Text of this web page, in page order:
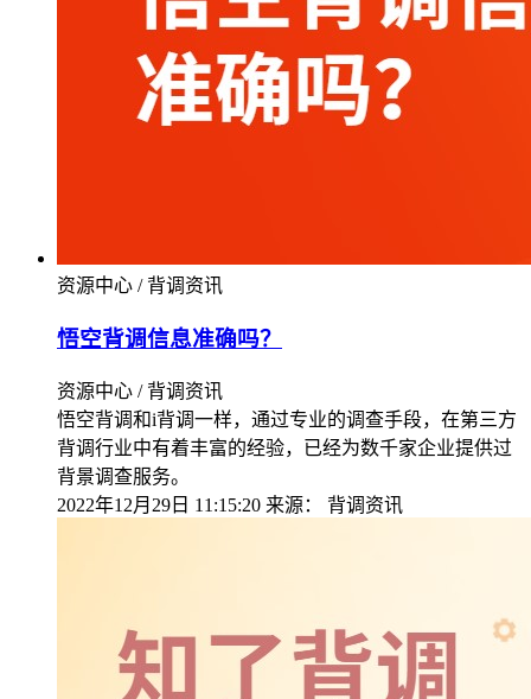
资源中心 / 背调资讯
悟空背调信息准确吗？
资源中心 / 背调资讯
悟空背调和i背调一样，通过专业的调查手段，在第三方
背调行业中有着丰富的经验，已经为数千家企业提供过
背景调查服务。
2022年12月29日 11:15:20 来源： 背调资讯